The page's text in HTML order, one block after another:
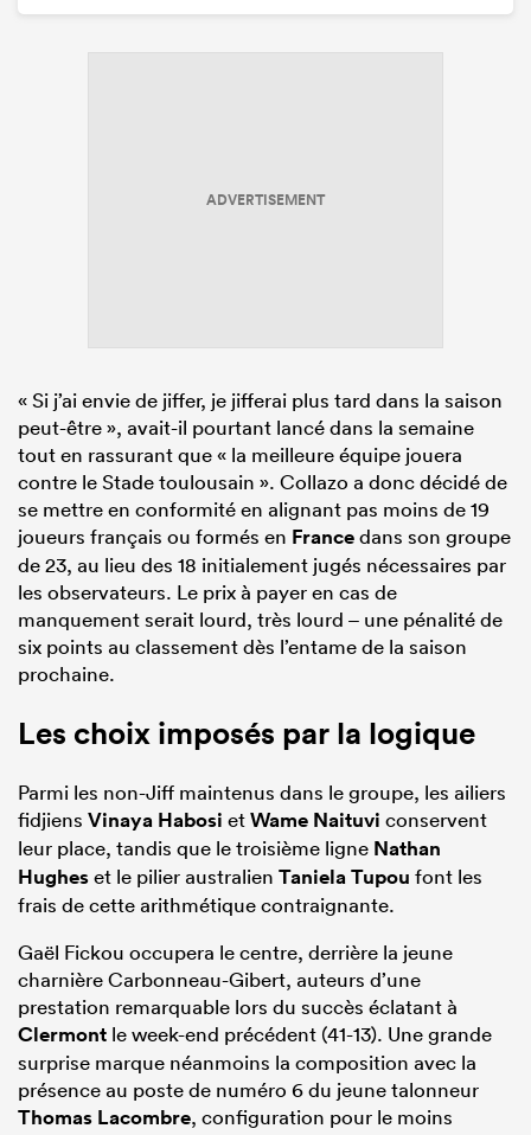
ADVERTISEMENT
« Si j’ai envie de jiffer, je jifferai plus tard dans la saison
peut-être », avait-il pourtant lancé dans la semaine
tout en rassurant que « la meilleure équipe jouera
contre le Stade toulousain ». Collazo a donc décidé de
se mettre en conformité en alignant pas moins de 19
joueurs français ou formés en Francedans son groupe
de 23, au lieu des 18 initialement jugés nécessaires par
les observateurs. Le prix à payer en cas de
manquement serait lourd, très lourd – une pénalité de
six points au classement dès l’entame de la saison
prochaine.
Les choix imposés par la logique
Parmi les non-Jiff maintenus dans le groupe, les ailiers
fidjiens Vinaya Habosi etWame Naituvi conservent
leur place, tandis que le troisième ligne Nathan
Hugheset le pilier australien Taniela Tupou font les
frais de cette arithmétique contraignante.
Gaël Fickou occupera le centre, derrière la jeune
charnière Carbonneau-Gibert, auteurs d’une
prestation remarquable lors du succès éclatant à
Clermont le week-end précédent (41-13). Une grande
surprise marque néanmoins la composition avec la
présence au poste de numéro 6 du jeune talonneur
Thomas Lacombre, configuration pour le moins